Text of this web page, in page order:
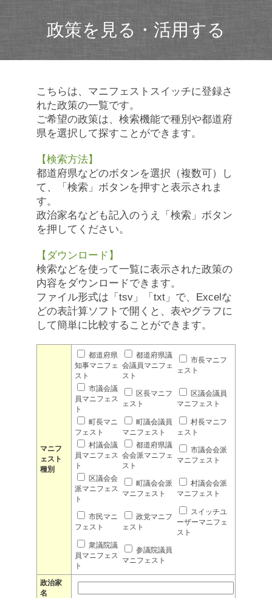
政策を見る・活用する
こちらは、マニフェストスイッチに登録さ
れた政策の一覧です。
ご希望の政策は、検索機能で種別や都道府
県を選択して探すことができます。
【検索方法】
都道府県などのボタンを選択（複数可）し
て、「検索」ボタンを押すと表示されま
す。
政治家名なども記入のうえ「検索」ボタン
を押してください。
【ダウンロード】
検索などを使って一覧に表示された政策の
内容をダウンロードできます。
ファイル形式は「tsv」「txt」で、Excelな
どの表計算ソフトで開くと、表やグラフに
して簡単に比較することができます。
マニフ
ェスト
種別
都道府県
知事マニフェ
スト
都道府県議
会議員マニフェ
スト
市長マニフ
ェスト
市議会議
員マニフェス
ト
区長マニフ
ェスト
区議会議員
マニフェスト
町長マニ
フェスト
町議会議員
マニフェスト
村長マニフ
ェスト
村議会議
員マニフェス
ト
都道府県議
会会派マニフェ
スト
市議会会派
マニフェスト
区議会会
派マニフェス
ト
町議会会派
マニフェスト
村議会会派
マニフェスト
市民マニ
フェスト
政党マニフ
ェスト
スイッチユ
ーザーマニフェ
スト
衆議院議
員マニフェス
ト
参議院議員
マニフェスト
政治家
名